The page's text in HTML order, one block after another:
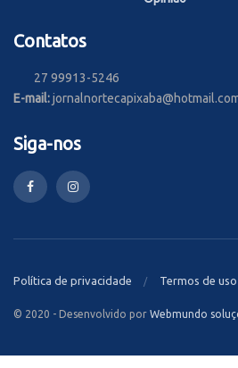
Contatos
27 99913-5246
E-mail:
Siga-nos
Política de privacidade Termos de uso
© 2020 - Desenvolvido por Webmundo